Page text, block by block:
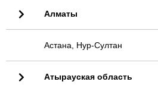
Алматы
Астана, Нур-Султан
Атырауская область